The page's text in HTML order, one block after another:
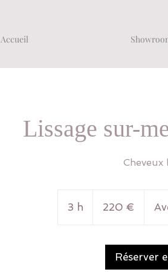
Accueil
Lissage sur-
Cheveux
3 h 220 €
Réserver